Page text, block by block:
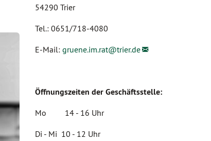
54290 Trier
Tel.: 0651/718-4080
E-Mail: gruene.im.rat@trier.de
Öffnungszeiten der Geschäftsstelle:
Mo 14 - 16 Uhr
Di - Mi 10 - 12 Uhr